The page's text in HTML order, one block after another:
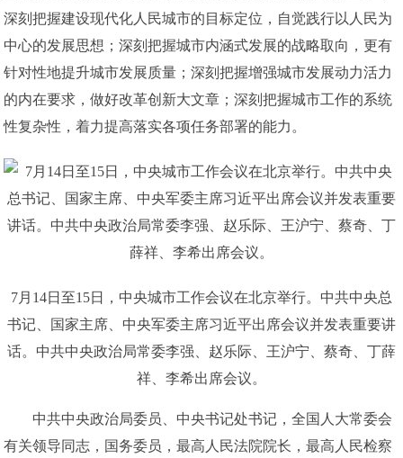
深刻把握建设现代化人民城市的目标定位，自觉践行以人民为
中心的发展思想；深刻把握城市内涵式发展的战略取向，更有
针对性地提升城市发展质量；深刻把握增强城市发展动力活力
的内在要求，做好改革创新大文章；深刻把握城市工作的系统
性复杂性，着力提高落实各项任务部署的能力。
7月14日至15日，中央城市工作会议在北京举行。中共中央总
书记、国家主席、中央军委主席习近平出席会议并发表重要讲
话。中共中央政治局常委李强、赵乐际、王沪宁、蔡奇、丁薛
祥、李希出席会议。
中共中央政治局委员、中央书记处书记，全国人大常委会
有关领导同志，国务委员，最高人民法院院长，最高人民检察